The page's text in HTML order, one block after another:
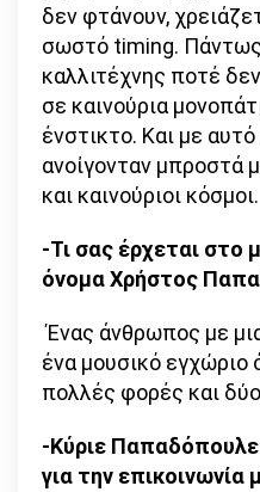
δεν φτάνουν,
σωστό timing.
καλλιτέχνης ποτέ
σε καινούρια
ένστικτο. Και με
ανοίγονταν μπροστά
και καινούριοι κόσμοι.
-Τι σας έρχεται στο
όνομα Χρήστος
Ένας άνθρωπος με
ένα μουσικό εγχώριο
πολλές φορές και
-Κύριε
για την επικοινωνία